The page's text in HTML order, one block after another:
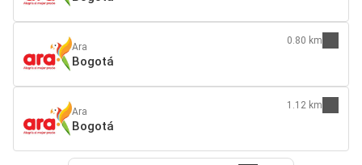
Ara
Bogotá
0.80 km
Ara
Bogotá
1.12 km